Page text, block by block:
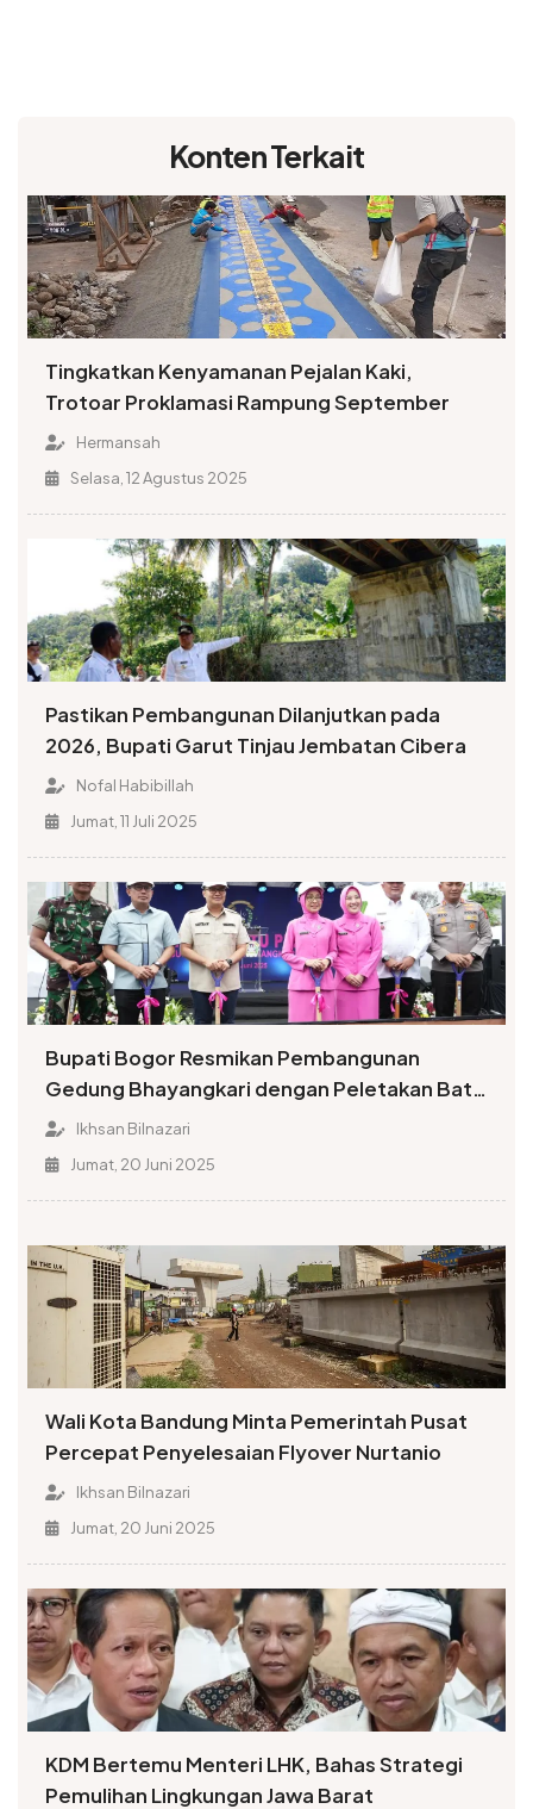
Konten Terkait
Tingkatkan Kenyamanan Pejalan Kaki,
Trotoar Proklamasi Rampung September
Hermansah
Selasa, 12 Agustus 2025
Pastikan Pembangunan Dilanjutkan pada
2026, Bupati Garut Tinjau Jembatan Cibera
Nofal Habibillah
Jumat, 11 Juli 2025
Bupati Bogor Resmikan Pembangunan
Gedung Bhayangkari dengan Peletakan Batu
Pertama
Ikhsan Bilnazari
Jumat, 20 Juni 2025
Wali Kota Bandung Minta Pemerintah Pusat
Percepat Penyelesaian Flyover Nurtanio
Ikhsan Bilnazari
Jumat, 20 Juni 2025
KDM Bertemu Menteri LHK, Bahas Strategi
Pemulihan Lingkungan Jawa Barat